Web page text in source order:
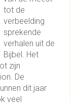
tot de
verbeelding
sprekende
verhalen uit de
Bijbel. Het
zijn
De
dit jaar
veel